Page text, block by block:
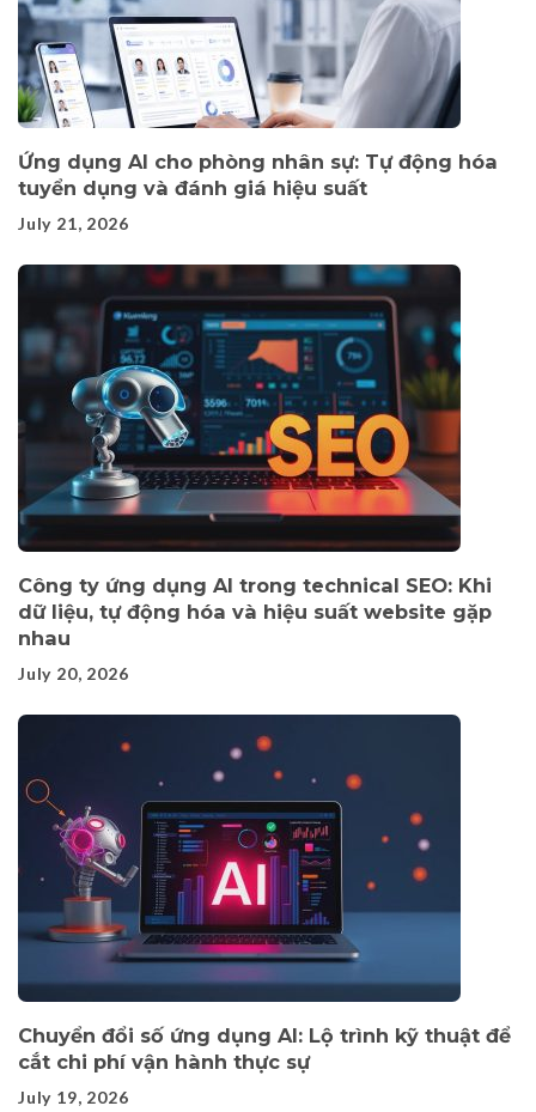
Ứng dụng AI cho phòng nhân sự: Tự động hóa
tuyển dụng và đánh giá hiệu suất
July 21, 2026
Công ty ứng dụng AI trong technical SEO: Khi
dữ liệu, tự động hóa và hiệu suất website gặp
nhau
July 20, 2026
Chuyển đổi số ứng dụng AI: Lộ trình kỹ thuật để
cắt chi phí vận hành thực sự
July 19, 2026